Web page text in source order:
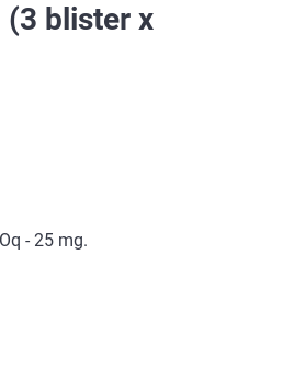
blister х
- 25 mg.